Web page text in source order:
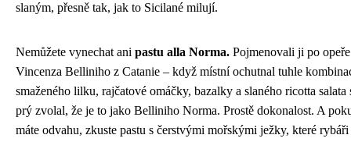
slaným, přesně tak, jak to Sicilané milují.
Nemůžete vynechat ani pastu alla Norma. Pojmenovali ji po opeře
Vincenza Belliniho z Catanie – když místní ochutnal tuhle
smaženého lilku, rajčatové omáčky, bazalky a slaného ricotta salata
prý zvolal, že je to jako Belliniho Norma. Prostě dokonalost. A
máte odvahu, zkuste pastu s čerstvými mořskými ježky, které